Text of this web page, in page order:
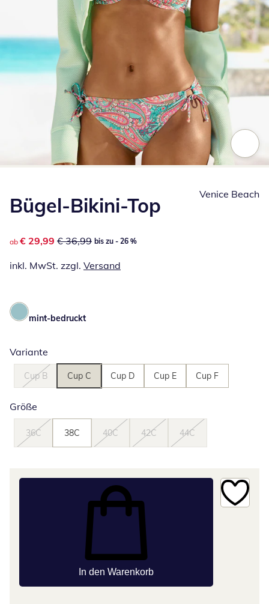
Bügel-Bikini-Top
reduzierter Preis € 29,99, vorheriger Preis: € 36,99
ab € 29,99 € 36,99 bis zu - 26 %
inkl. MwSt. zzgl. Versand
Venice Beach
mint-bedruckt
Variante
Cup B Cup C Cup D Cup E Cup F
Größe
36C 38C 40C 42C 44C
In den Warenkorb